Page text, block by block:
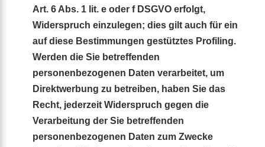
Art. 6 Abs. 1 lit. e oder f DSGVO erfolgt,
Widerspruch einzulegen; dies gilt auch für ein
auf diese Bestimmungen gestütztes Profiling.
Werden die Sie betreffenden
personenbezogenen Daten verarbeitet, um
Direktwerbung zu betreiben, haben Sie das
Recht, jederzeit Widerspruch gegen die
Verarbeitung der Sie betreffenden
personenbezogenen Daten zum Zwecke